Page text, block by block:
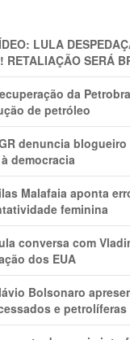
LULA
RETALIAÇÃO SERÁ
da
de petróleo
denuncia
democracia
Malafaia aponta
feminina
conversa com
dos EUA
Bolsonaro
e petrolíferas